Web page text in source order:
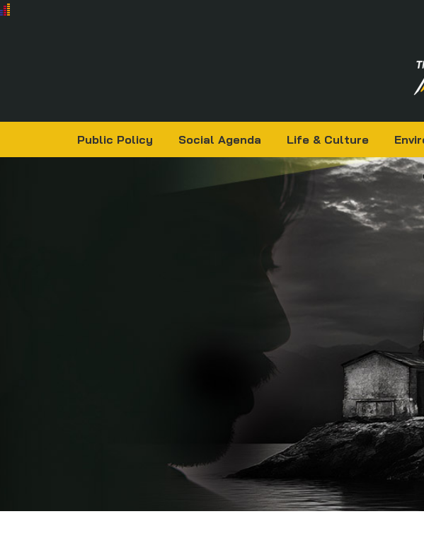
Public Policy Social Agenda Life & Culture